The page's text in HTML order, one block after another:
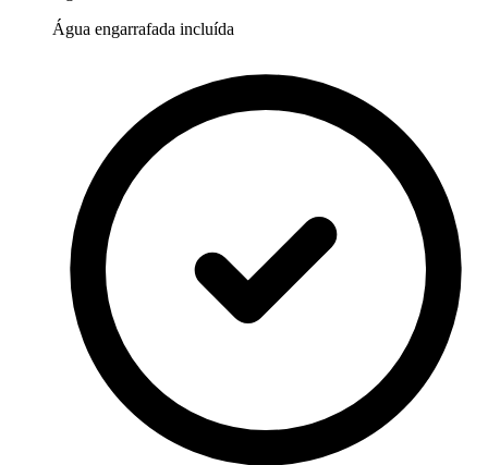
Água engarrafada incluída